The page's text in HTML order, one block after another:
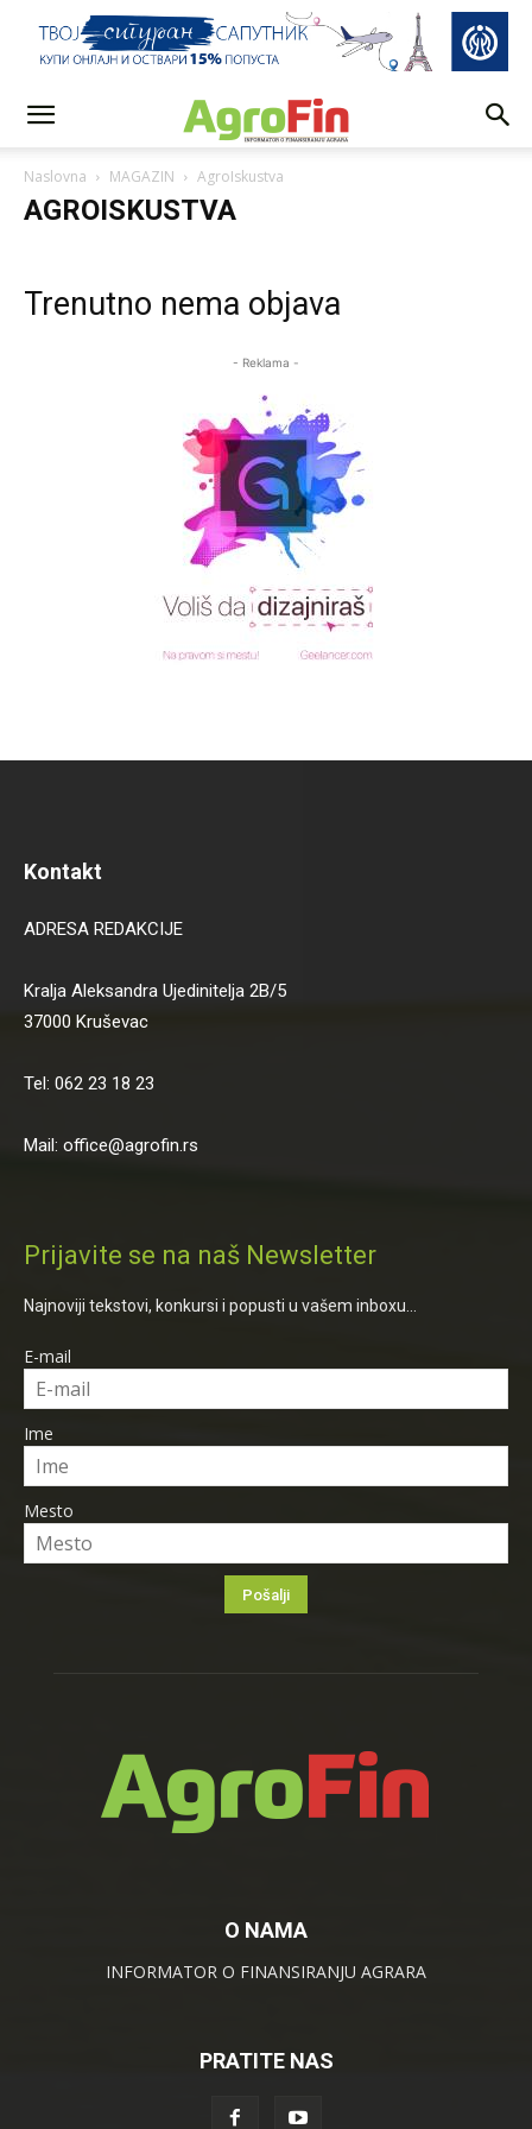
Naslovna MAGAZIN AgroIskustva
AGROISKUSTVA
Trenutno nema objava
- Reklama -
Kontakt
ADRESA REDAKCIJE
Kralja Aleksandra Ujedinitelja 2B/5
37000 Kruševac
Tel: 062 23 18 23
Mail: office@agrofin.rs
Prijavite se na naš Newsletter
Najnoviji tekstovi, konkursi i popusti u vašem inboxu...
E-mail
Ime
Mesto
O NAMA
INFORMATOR O FINANSIRANJU AGRARA
PRATITE NAS